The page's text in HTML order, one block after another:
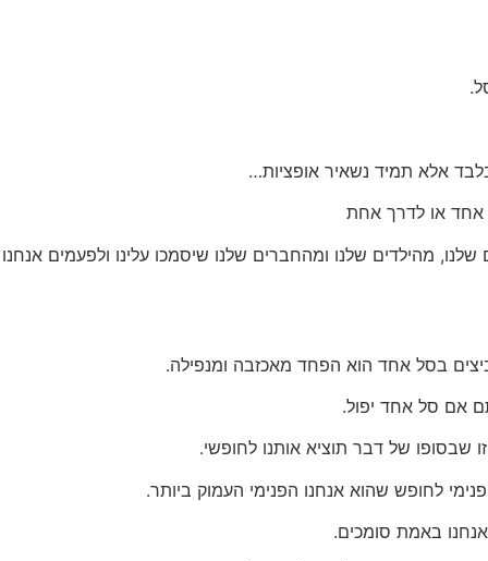
אלא תמיד נשאיר אופציות…
אחד או לדרך אחת
שלנו, מהילדים שלנו ומהחברים שלנו שיסמכו עלינו ולפעמים
בסל אחד הוא הפחד מאכזבה ומנפילה.
אם סל אחד יפול.
שבסופו של דבר תוציא אותנו לחופשי.
לחופש שהוא אנחנו הפנימי העמוק ביותר.
באמת סומכים.